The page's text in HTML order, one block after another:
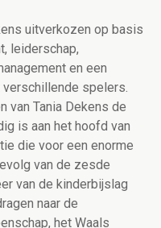
uitverkozen op basis
leiderschap,
en een
spelers.
van Tania Dekens de
is aan het hoofd van
die voor een enorme
van de zesde
van de kinderbijslag
naar de
het Waals